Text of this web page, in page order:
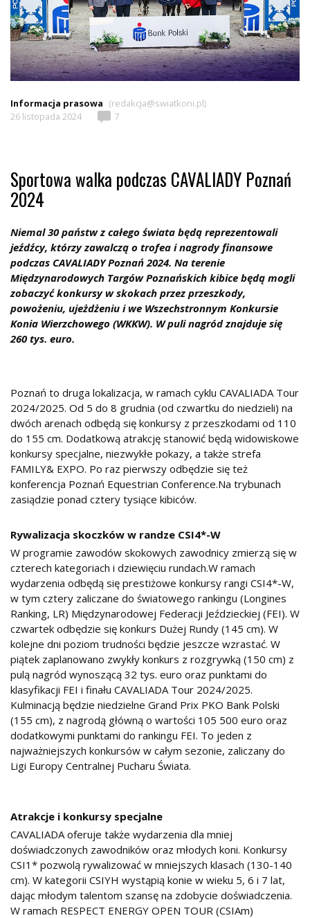
Informacja prasowa (redakcja@swiatkoni.pl)
26 listopada 2024
7
Sportowa walka podczas CAVALIADY Poznań
2024
Niemal 30 państw z całego świata będą reprezentowali
jeźdźcy, którzy zawalczą o trofea i nagrody finansowe
podczas CAVALIADY Poznań 2024. Na terenie
Międzynarodowych Targów Poznańskich kibice będą mogli
zobaczyć konkursy w skokach przez przeszkody,
powożeniu, ujeżdżeniu i we Wszechstronnym Konkursie
Konia Wierzchowego (WKKW). W puli nagród znajduje się
260 tys. euro.
Poznań to druga lokalizacja, w ramach cyklu CAVALIADA Tour
2024/2025. Od 5 do 8 grudnia (od czwartku do niedzieli) na
dwóch arenach odbędą się konkursy z przeszkodami od 110
do 155 cm. Dodatkową atrakcję stanowić będą widowiskowe
konkursy specjalne, niezwykłe pokazy, a także strefa
FAMILY& EXPO. Po raz pierwszy odbędzie się też
konferencja Poznań Equestrian Conference.Na trybunach
zasiądzie ponad cztery tysiące kibiców.
Rywalizacja skoczków w randze CSI4*-W
W programie zawodów skokowych zawodnicy zmierzą się w
czterech kategoriach i dziewięciu rundach.W ramach
wydarzenia odbędą się prestiżowe konkursy rangi CSI4*-W,
w tym cztery zaliczane do światowego rankingu (Longines
Ranking, LR) Międzynarodowej Federacji Jeździeckiej (FEI). W
czwartek odbędzie się konkurs Dużej Rundy (145 cm). W
kolejne dni poziom trudności będzie jeszcze wzrastać. W
piątek zaplanowano zwykły konkurs z rozgrywką (150 cm) z
pulą nagród wynoszącą 32 tys. euro oraz punktami do
klasyfikacji FEI i finału CAVALIADA Tour 2024/2025.
Kulminacją będzie niedzielne Grand Prix PKO Bank Polski
(155 cm), z nagrodą główną o wartości 105 500 euro oraz
dodatkowymi punktami do rankingu FEI. To jeden z
najważniejszych konkursów w całym sezonie, zaliczany do
Ligi Europy Centralnej Pucharu Świata.
Atrakcje i konkursy specjalne
CAVALIADA oferuje także wydarzenia dla mniej
doświadczonych zawodników oraz młodych koni. Konkursy
CSI1* pozwolą rywalizować w mniejszych klasach (130-140
cm). W kategorii CSIYH wystąpią konie w wieku 5, 6 i 7 lat,
dając młodym talentom szansę na zdobycie doświadczenia.
W ramach RESPECT ENERGY OPEN TOUR (CSIAm)